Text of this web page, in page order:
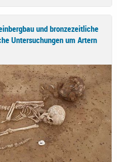
und bronzezeitliche
Untersuchungen um Artern